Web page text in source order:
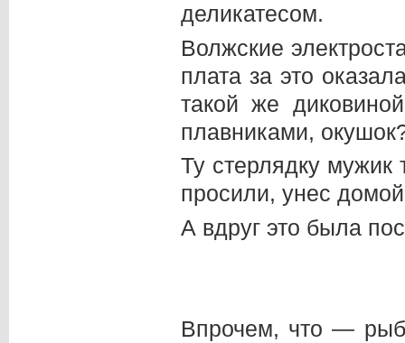
деликатесом.
Волжские
плата за это
такой же
плавниками,
Ту стерлядку мужик
просили, унес
А вдруг это была
Впрочем, что —